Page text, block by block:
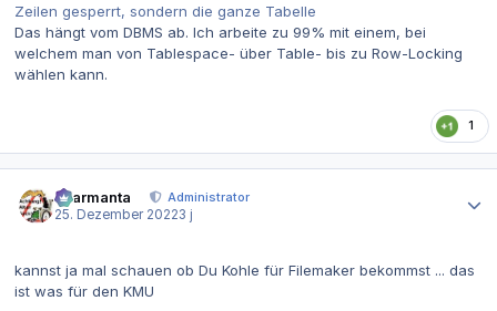
Zeilen gesperrt, sondern die ganze Tabelle
Das hängt vom DBMS ab. Ich arbeite zu 99% mit einem, bei
welchem man von Tablespace- über Table- bis zu Row-Locking
wählen kann.
1
charmanta
Administrator
25. Dezember 20223 j
kannst ja mal schauen ob Du Kohle für Filemaker bekommst ... das
ist was für den KMU